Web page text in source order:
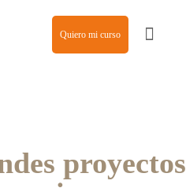
Quiero mi curso
proyectos